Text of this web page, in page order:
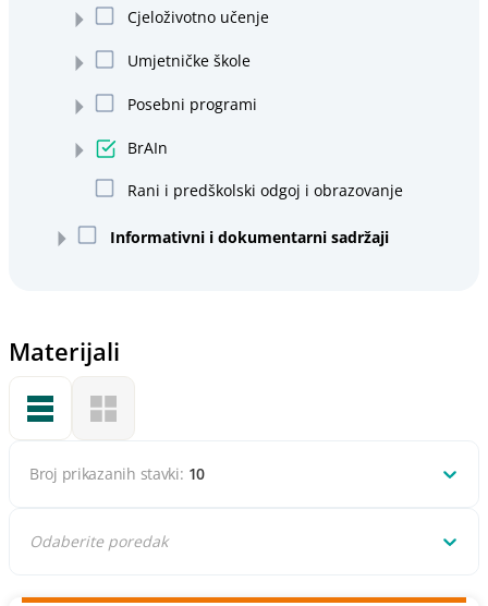
Cjeloživotno učenje
Umjetničke škole
Posebni programi
BrAIn
Rani i predškolski odgoj i obrazovanje
Informativni i dokumentarni sadržaji
Materijali
Broj prikazanih stavki: 10
Odaberite poredak